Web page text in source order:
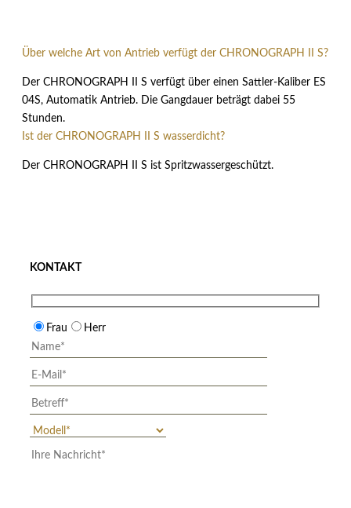
Über welche Art von Antrieb verfügt der CHRONOGRAPH II S?
Der CHRONOGRAPH II S verfügt über einen Sattler-Kaliber ES
04S, Automatik Antrieb. Die Gangdauer beträgt dabei 55
Stunden.
Ist der CHRONOGRAPH II S wasserdicht?
Der CHRONOGRAPH II S ist Spritzwassergeschützt.
KONTAKT
Frau Herr